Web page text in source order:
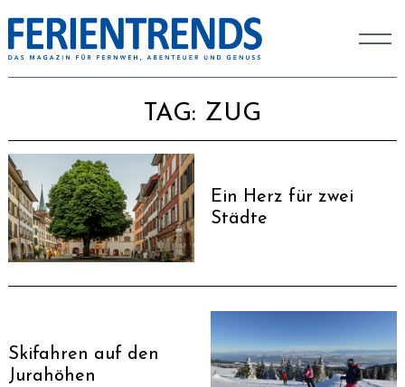
TAG: ZUG
Ein Herz für zwei
Städte
Skifahren auf den
Jurahöhen